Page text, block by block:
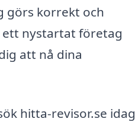
görs korrekt och
nystartat företag
att nå dina
hitta-revisor.se idag